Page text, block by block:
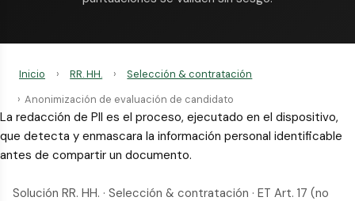
Inicio › RR. HH. ›
Selección & contratación
› Anonimización de evaluación de candidato
La redacción de PII es el proceso, ejecutado en el dispositivo,
que detecta y enmascara la información personal identificable
antes de compartir un documento.
Solución RR. HH. · Selección & contratación · ET Art. 17 (no